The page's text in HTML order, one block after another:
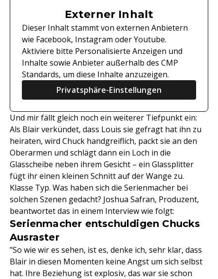
Externer Inhalt
Dieser Inhalt stammt von externen Anbietern
wie Facebook, Instagram oder Youtube.
Aktiviere bitte Personalisierte Anzeigen und
Inhalte sowie Anbieter außerhalb des CMP
Standards, um diese Inhalte anzuzeigen.
Privatsphäre-Einstellungen
Und mir fällt gleich noch ein weiterer Tiefpunkt ein:
Als Blair verkündet, dass Louis sie gefragt hat ihn zu
heiraten, wird Chuck handgreiflich, packt sie an den
Oberarmen und schlägt dann ein Loch in die
Glasscheibe neben ihrem Gesicht – ein Glassplitter
fügt ihr einen kleinen Schnitt auf der Wange zu.
Klasse Typ. Was haben sich die Serienmacher bei
solchen Szenen gedacht? Joshua Safran, Produzent,
beantwortet das in einem Interview wie folgt:
Serienmacher entschuldigen Chucks
Ausraster
"So wie wir es sehen, ist es, denke ich, sehr klar, dass
Blair in diesen Momenten keine Angst um sich selbst
hat. Ihre Beziehung ist explosiv, das war sie schon